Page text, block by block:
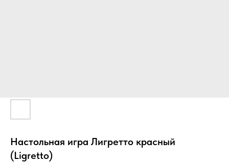
Настольная игра Лигретто красный
(Ligretto)